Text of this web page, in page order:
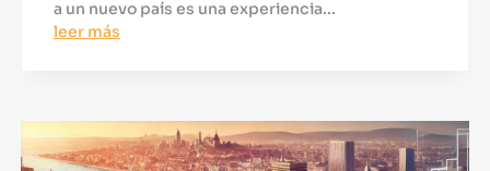
a un nuevo país es una experiencia...
leer más